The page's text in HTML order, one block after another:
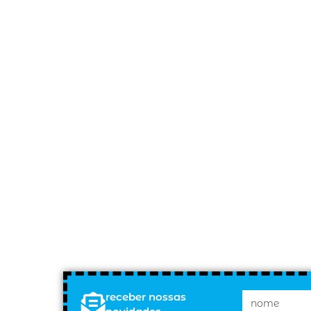
receber nossas